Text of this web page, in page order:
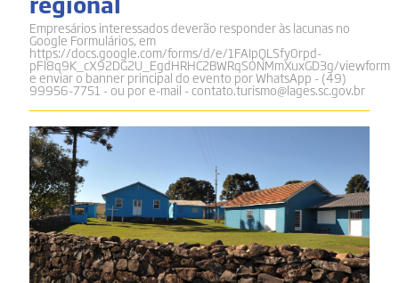
Empresários interessados deverão responder às lacunas no
Google Formulários, em
https://docs.google.com/forms/d/e/1FAIpQLSfy0rpd-
pFl8q9K_cX92DG2U_EgdHRHC2BWRqS0NMmXuxGD3g/viewform
e enviar o banner principal do evento por WhatsApp - (49)
99956-7751 - ou por e-mail - contato.turismo@lages.sc.gov.br